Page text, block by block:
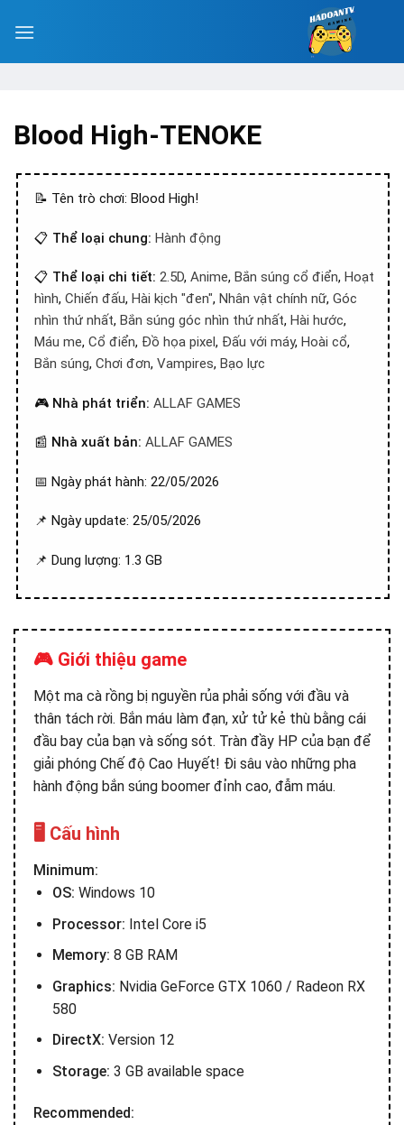
Blood High-TENOKE
📝 Tên trò chơi: Blood High!
📋 Thể loại chung: Hành động
📋 Thể loại chi tiết: 2.5D, Anime, Bắn súng cổ điển, Hoạt
hình, Chiến đấu, Hài kịch "đen", Nhân vật chính nữ, Góc
nhìn thứ nhất, Bắn súng góc nhìn thứ nhất, Hài hước,
Máu me, Cổ điển, Đồ họa pixel, Đấu với máy, Hoài cổ,
Bắn súng, Chơi đơn, Vampires, Bạo lực
🎮 Nhà phát triển: ALLAF GAMES
📰 Nhà xuất bản: ALLAF GAMES
📅 Ngày phát hành: 22/05/2026
📌 Ngày update: 25/05/2026
📌 Dung lượng: 1.3 GB
🎮 Giới thiệu game
Một ma cà rồng bị nguyền rủa phải sống với đầu và
thân tách rời. Bắn máu làm đạn, xử tử kẻ thù bằng cái
đầu bay của bạn và sống sót. Tràn đầy HP của bạn để
giải phóng Chế độ Cao Huyết! Đi sâu vào những pha
hành động bắn súng boomer đỉnh cao, đẫm máu.
🖥️ Cấu hình
Minimum:
OS: Windows 10
Processor: Intel Core i5
Memory: 8 GB RAM
Graphics: Nvidia GeForce GTX 1060 / Radeon RX
580
DirectX: Version 12
Storage: 3 GB available space
Recommended: